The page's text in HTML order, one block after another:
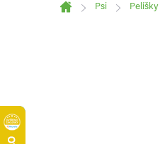
Domů
Psi Pelíšky